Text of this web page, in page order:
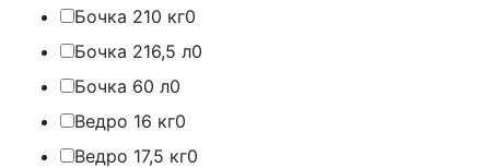
Бочка 210 кг0
Бочка 216,5 л0
Бочка 60 л0
Ведро 16 кг0
Ведро 17,5 кг0